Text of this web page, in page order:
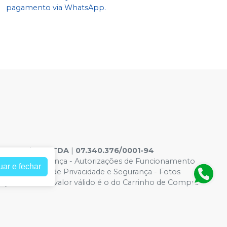
pagamento via WhatsApp.
LTDA | 07.340.376/0001-94
e Segurança - Autorizações de Funcionamento
|Política de Privacidade e Segurança - Fotos
no site, o valor válido é o do Carrinho de Compra.
e fechar